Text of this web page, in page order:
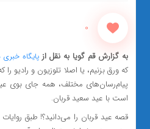
0
به گزارش قم گویا به نقل از پایگاه خبری
که ورق بزنیم، یا اصلا تلوزیون و رادیو
پیام‌رسان‌های مختلف، همه جای بوی
است با عید سعید قربان.
قصه عید قربان را می‌دانید؟! طبق